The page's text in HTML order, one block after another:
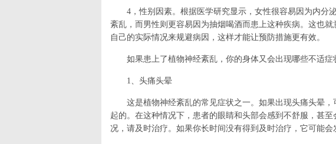
4，性别因素。根据医学研究显示，女性很容易因为内分
紊乱，而男性则更容易因为抽烟喝酒而患上这种疾病。这也
自己的实际情况来规避病因，这样才能让预防措施更有效。
如果患上了植物神经紊乱，你的身体又会出现哪些不适症
1、头痛头晕
这是植物神经紊乱的常见症状之一。如果出现头痛头晕，
起的。在这种情况下，患者的眼睛和头部会感到不舒服，甚
况，请及时治疗。如果你长时间没有得到及时治疗，它可能会